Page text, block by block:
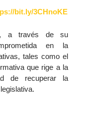
bit.ly/3CHnoKE
a través de su
en la
tales como el
que rige a la
de recuperar la